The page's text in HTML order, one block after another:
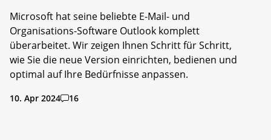
Microsoft hat seine beliebte E-Mail- und
Organisations-Software Outlook komplett
überarbeitet. Wir zeigen Ihnen Schritt für Schritt,
wie Sie die neue Version einrichten, bedienen und
optimal auf Ihre Bedürfnisse anpassen.
10. Apr 2024 16